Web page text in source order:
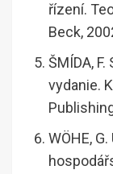
řízení.
Beck,
ŠMÍDA,
vydanie.
WÖHE,